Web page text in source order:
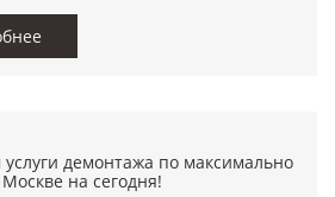
демонтажа по максимально
на сегодня!